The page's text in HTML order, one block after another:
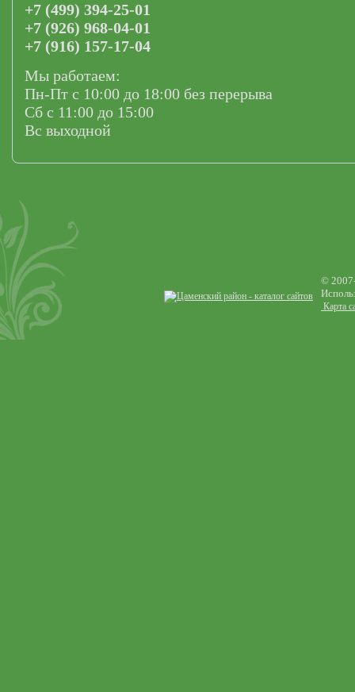
+7 (499) 394-25-01
+7 (926) 968-04-01
+7 (916) 157-17-04
Мы работаем:
Пн-Пт с 10:00 до 18:00 без перерыва
Сб с 11:00 до 15:00
Вс выходной
©
Карта